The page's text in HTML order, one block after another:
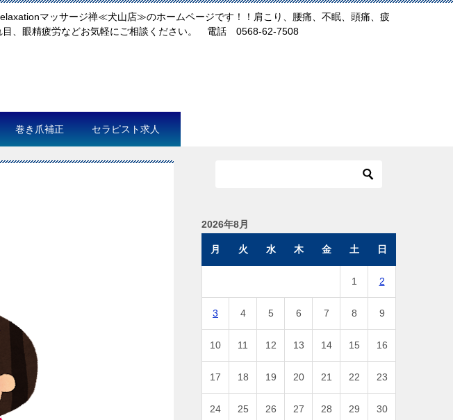
マッサージ禅≪犬山店≫のホームページです！！肩こり、腰痛、不眠、頭痛、疲
目、眼精疲労などお気軽にご相談ください。 電話 0568-62-7508
巻き爪補正 セラピスト求人
2026年8月
月 火 水 木 金 土 日
1 2
3 4 5 6 7 8 9
10 11 12 13 14 15 16
17 18 19 20 21 22 23
24 25 26 27 28 29 30